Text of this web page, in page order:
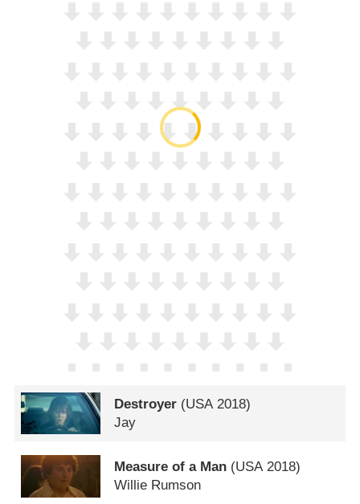
Destroyer (USA2018)
Jay
Measure of a Man (USA2018)
Willie Rumson